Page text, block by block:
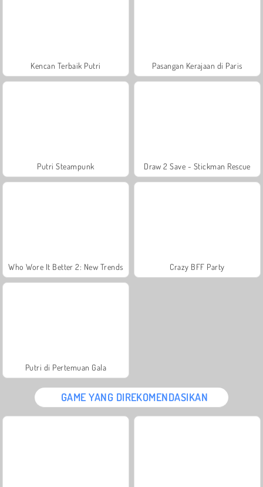
Kencan Terbaik Putri Pasangan Kerajaan di Paris
Putri Steampunk Draw 2 Save - Stickman Rescue
Who Wore It Better 2: New Trends Crazy BFF Party
Putri di Pertemuan Gala
GAME YANG DIREKOMENDASIKAN